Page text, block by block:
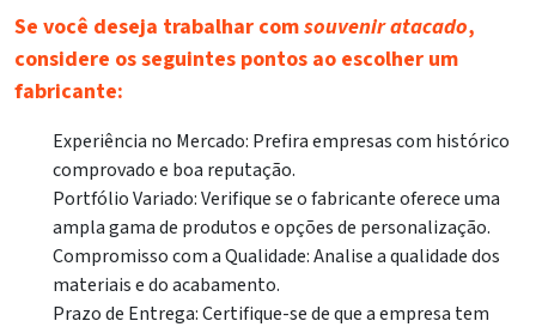
Se você deseja trabalhar comsouvenir atacado,
considere os seguintes pontos ao escolher um
fabricante:
Experiência no Mercado: Prefira empresas com histórico
comprovado e boa reputação.
Portfólio Variado: Verifique se o fabricante oferece uma
ampla gama de produtos e opções de personalização.
Compromisso com a Qualidade: Analise a qualidade dos
materiais e do acabamento.
Prazo de Entrega: Certifique-se de que a empresa tem